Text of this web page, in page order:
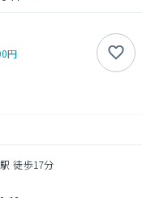
円
徒歩17分